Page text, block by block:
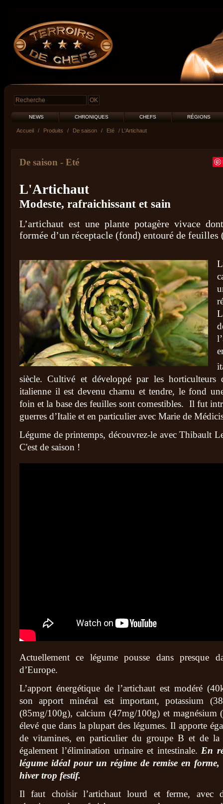
NEWS CHRONIQUES CHEFS RÉGIONS
Accueil / Produits / De saison / Eté / L'Artichaut
De saison - Eté
L'Artichaut
Modeste, rafraichissant et sain
L’artichaut est une plante potagère vivace
formée d’un réceptacle (fond) entouré de feuilles
siècle. Cultivé et développé par les horticulteurs
italienne il est devenu charnu et tendre, le fond
foin et la base des feuilles sont comestibles. Il fut
guerres d’Italie et en particulier avec Marie de
Légume de printemps, découvrez-le avec Thibault
C'est de saison !
Actuellement ce légume pousse dans presque
d’Europe.
L’apport énergétique de l’artichaut est modéré
son apport minéral est important, potassium
(85mg/100g), calcium (47mg/100g) et magnésium
élevé que dans la plupart des légumes. Il apporte
de vitamines, en particulier du groupe B et de
également l’élimination urinaire et intestinale.En
légume idéal pour un régime de remise en
hiver trop festif.
Il faut choisir l’artichaut lourd et ferme, avec